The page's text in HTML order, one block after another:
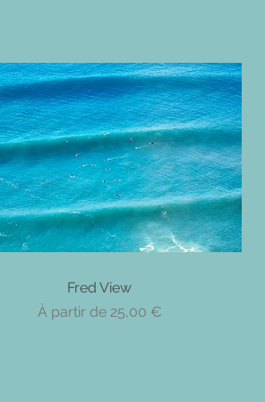
Aperçu rapide
Fred View
À partir de 25,00 €
Prix promotionnel